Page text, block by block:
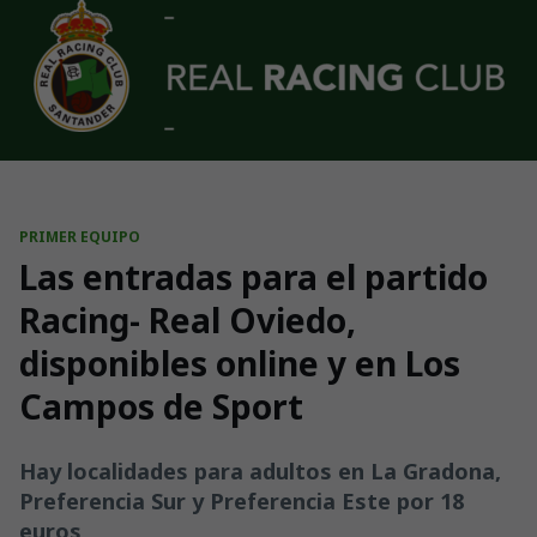
Skip to main content
PRIMER EQUIPO
Las entradas para el partido
Racing- Real Oviedo,
disponibles online y en Los
Campos de Sport
Hay localidades para adultos en La Gradona,
Preferencia Sur y Preferencia Este por 18
euros